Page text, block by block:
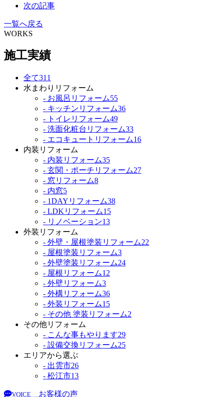
次の記事
一覧へ戻る
WORKS
施工実績
全て311
水まわりリフォーム
- お風呂リフォーム55
- キッチンリフォーム36
- トイレリフォーム49
- 洗面化粧台リフォーム33
- エコキュートリフォーム16
内装リフォーム
- 内装リフォーム35
- 玄関・ポーチリフォーム27
- 窓リフォーム8
- 内窓5
- 1DAYリフォーム38
- LDKリフォーム15
- リノベーション13
外装リフォーム
- 外壁・屋根塗装リフォーム22
- 屋根塗装リフォーム3
- 外壁塗装リフォーム24
- 屋根リフォーム12
- 外壁リフォーム3
- 外構リフォーム36
- 外装リフォーム15
- その他 塗装リフォーム2
その他リフォーム
- こんな事もやります29
- 設備交換リフォーム25
エリアから選ぶ
- 出雲市26
- 松江市13
VOICE
お客様の声